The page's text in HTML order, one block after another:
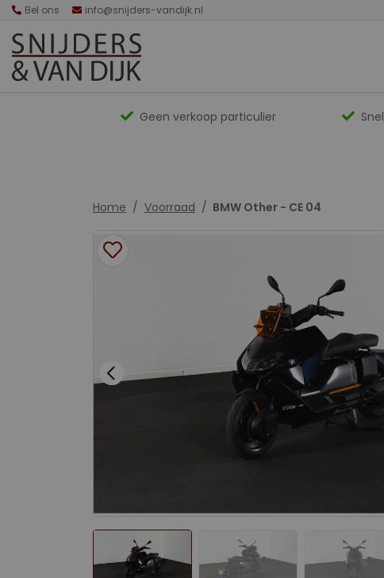
Bel ons info@snijders-vandijk.nl
Geen verkoop particulier
Home Voorraad BMW Other - CE 04